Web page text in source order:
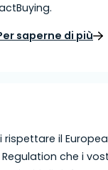
saperne di più
il
che i